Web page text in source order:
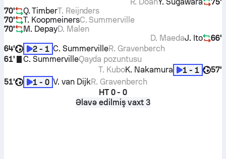
70'
Q. TimberT. Reijnders
70'
T. KoopmeinersC. Summerville
70'
M. DepayD. Malen
66'
J. Ito
D. Maeda
64'
2 - 1 C. SummervilleR. Gravenberch
61'
C. SummervilleQayda pozuntusu
57'
1 - 1
K. Nakamura
T. Kubo
51'
1 - 0 V. van DijkR. Gravenberch
HT 0 - 0
Əlavə edilmiş vaxt 3